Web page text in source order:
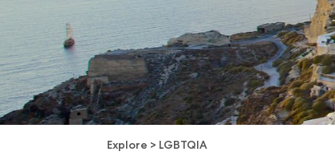
Explore > LGBTQIA